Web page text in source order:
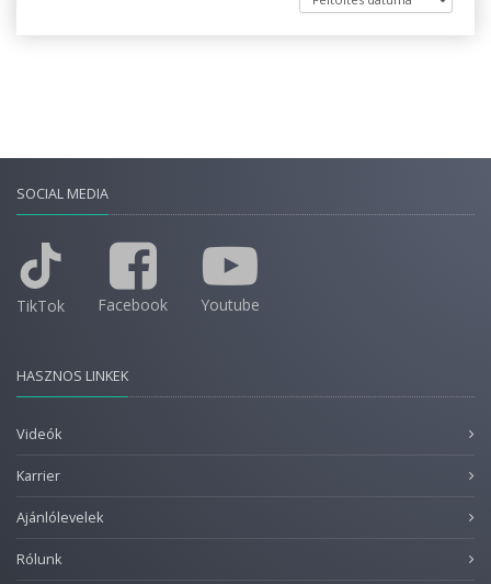
SOCIAL MEDIA
TikTok Facebook Youtube
HASZNOS LINKEK
Videók
Karrier
Ajánlólevelek
Rólunk